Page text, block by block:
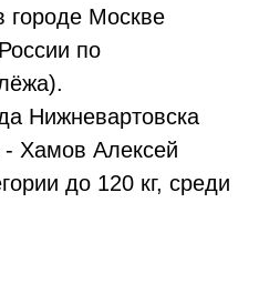
Москве
по
Нижневартовска
Хамов Алексей
до 120 кг, среди